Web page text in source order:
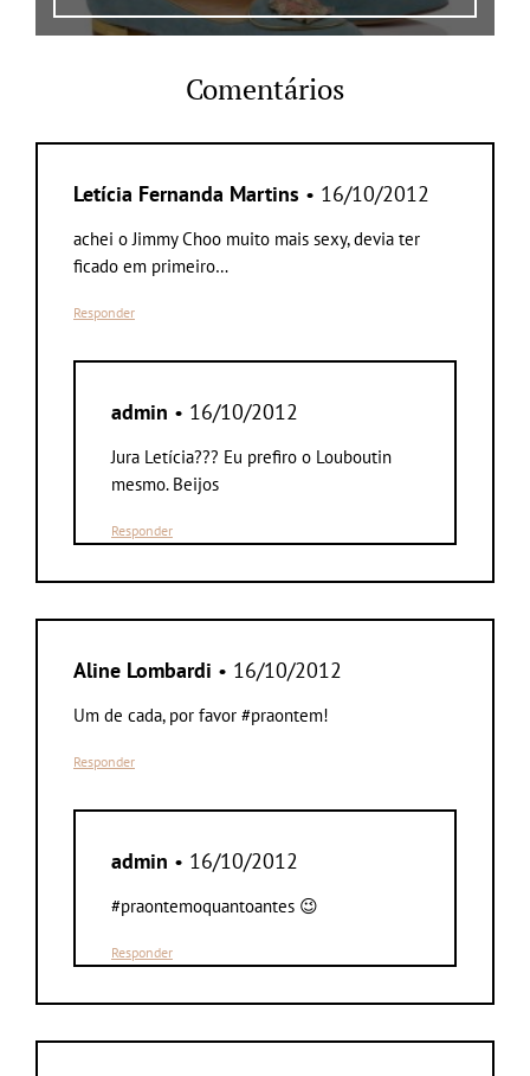
Comentários
Letícia Fernanda Martins • 16/10/2012
achei o Jimmy Choo muito mais sexy, devia ter
ficado em primeiro…
Responder
admin • 16/10/2012
Jura Letícia??? Eu prefiro o Louboutin
mesmo. Beijos
Responder
Aline Lombardi • 16/10/2012
Um de cada, por favor #praontem!
Responder
admin • 16/10/2012
#praontemoquantoantes 😉
Responder